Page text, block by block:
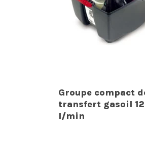
Groupe compact
transfert gasoil 12
l/min